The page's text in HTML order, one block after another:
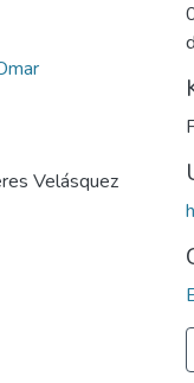
Velásquez